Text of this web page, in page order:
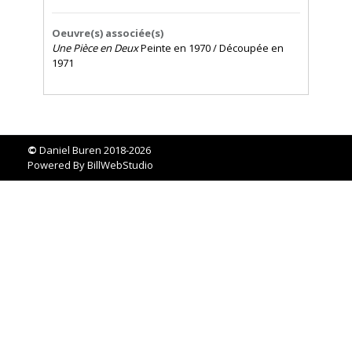
Oeuvre(s) associée(s)
Une Pièce en DeuxPeinte en 1970 / Découpée en
1971
© Daniel Buren 2018-2026
Powered ByBillWebStudio